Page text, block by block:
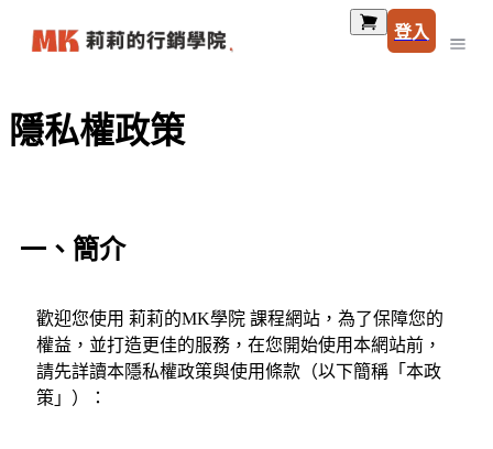
登入
隱私權政策
一、簡介
歡迎您使用 莉莉的MK學院 課程網站，為了保障您的
權益，並打造更佳的服務，在您開始使用本網站前，
請先詳讀本隱私權政策與使用條款（以下簡稱「本政
策」）：